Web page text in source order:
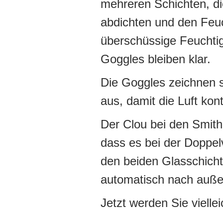
mehreren Schichten,
abdichten und den
überschüssige
Goggles bleiben klar.
Die Goggles zeichnen
aus, damit die Luft
Der Clou bei den
dass es bei der
den beiden
automatisch nach
Jetzt werden Sie